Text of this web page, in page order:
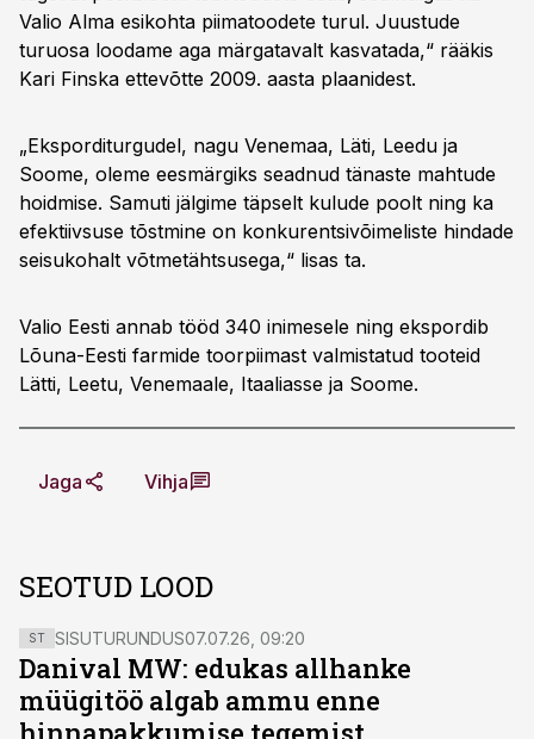
Valio Alma esikohta piimatoodete turul. Juustude
turuosa loodame aga märgatavalt kasvatada,“ rääkis
Kari Finska ettevõtte 2009. aasta plaanidest.
„Eksporditurgudel, nagu Venemaa, Läti, Leedu ja
Soome, oleme eesmärgiks seadnud tänaste mahtude
hoidmise. Samuti jälgime täpselt kulude poolt ning ka
efektiivsuse tõstmine on konkurentsivõimeliste hindade
seisukohalt võtmetähtsusega,“ lisas ta.
Valio Eesti annab tööd 340 inimesele ning ekspordib
Lõuna-Eesti farmide toorpiimast valmistatud tooteid
Lätti, Leetu, Venemaale, Itaaliasse ja Soome.
Jaga Vihja
SEOTUD LOOD
ST SISUTURUNDUS07.07.26, 09:20
Danival MW: edukas allhanke
müügitöö algab ammu enne